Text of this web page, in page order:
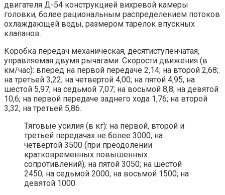
двигателя Д-54 конструкцией вихревой камеры
головки, более рациональным распределением потоков
охлаждающей воды, размером тарелок впускных
клапанов.
Коробка передач механическая, десятиступенчатая,
управляемая двумя рычагами. Скорости движения (в
км/час): вперед на первой передаче 2,14; на второй 2,68;.
на третьей 3,22; на четвертой 4,00; на пятой 4,95, на
шестой 5,97; на седьмой 7,07; на восьмой 8,8; на девятой
10,6; на первой передаче заднего хода 1,76; на второй
3,32; на третьей 5,86.
Тяговые усилия (в кг): на первой, второй и
третьей передачах не более 3000; на
четвертой 3500 (при преодолении
кратковременных повышенных
сопротивлений); на пятой 3050; на шестой
2450; на седьмой 2000; на восьмой 1500; на
девятой 1000.